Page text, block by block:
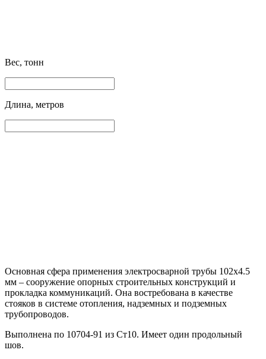
Вес, тонн
Длина, метров
Основная сфера применения электросварной трубы 102х4.5
мм – сооружение опорных строительных конструкций и
прокладка коммуникаций. Она востребована в качестве
стояков в системе отопления, надземных и подземных
трубопроводов.
Выполнена по 10704-91 из Ст10. Имеет один продольный
шов.